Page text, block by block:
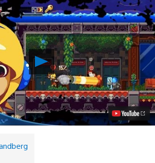
Reproducir
El
juego
de
plataformas
y
acción
Iconoclasts